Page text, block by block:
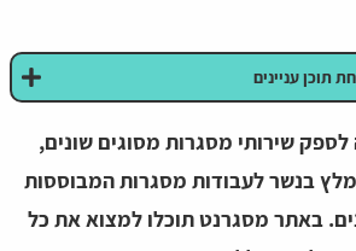
תוכן עניינים
שירותי מסגרות מסוגים שונים,
בנשר לעבודות מסגרות המבוססות
באתר מסגרנט תוכלו למצוא את כל